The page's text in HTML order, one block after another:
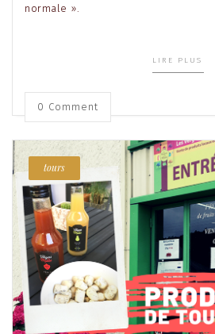
normale ».
LIRE PLUS
0 Comment
tours